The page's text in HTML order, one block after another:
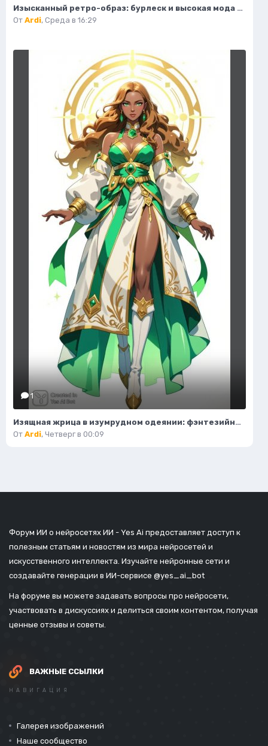
Изысканный ретро-образ: бурлеск и высокая мода в деталях. Картинка из нейросети Flux
От Ardi, Среда в 16:29
1
Изящная жрица в изумрудном одеянии: фэнтезийный портрет. Картинка из нейронной сети Flux.1
От Ardi, Четверг в 00:09
Форум ИИ о нейросетях ИИ - Yes Ai предоставляет доступ к
полезным статьям и новостям из мира нейросетей и
искусственного интеллекта. Изучайте нейронные сети и
создавайте генерации в ИИ-сервисе @yes_ai_bot
На форуме вы можете задавать вопросы про нейросети,
участвовать в дискуссиях и делиться своим контентом, получая
ценные отзывы и советы.
ВАЖНЫЕ ССЫЛКИ
НАВИГАЦИЯ
Галерея изображений
Наше сообщество